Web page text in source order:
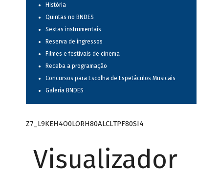
História
Quintas no BNDES
Sextas instrumentais
Reserva de ingressos
Filmes e festivais de cinema
Receba a programação
Concursos para Escolha de Espetáculos Musicais
Galeria BNDES
Z7_L9KEH4O0LORH80ALCLTPF80SI4
Visualizador